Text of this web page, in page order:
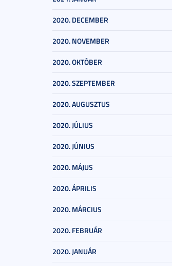
2020. DECEMBER
2020. NOVEMBER
2020. OKTÓBER
2020. SZEPTEMBER
2020. AUGUSZTUS
2020. JÚLIUS
2020. JÚNIUS
2020. MÁJUS
2020. ÁPRILIS
2020. MÁRCIUS
2020. FEBRUÁR
2020. JANUÁR